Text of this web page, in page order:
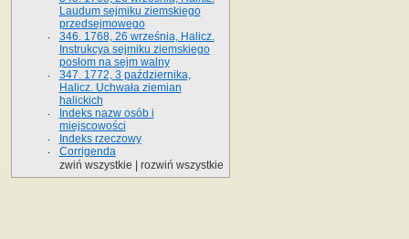
Laudum sejmiku ziemskiego
przedsejmowego
346. 1768, 26 września, Halicz.
Instrukcya sejmiku ziemskiego
posłom na sejm walny
347. 1772, 3 października,
Halicz. Uchwała ziemian
halickich
Indeks nazw osób i
miejscowości
Indeks rzeczowy
Corrigenda
zwiń wszystkie
rozwiń wszystkie